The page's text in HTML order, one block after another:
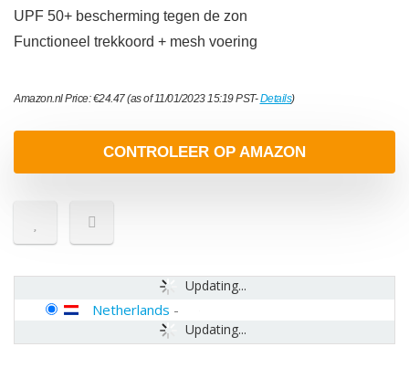
UPF 50+ bescherming tegen de zon
Functioneel trekkoord + mesh voering
Amazon.nl Price:€24.47(as of 11/01/2023 15:19 PST-Details)
CONTROLEER OP AMAZON
Updating...
Updating...
Netherlands -